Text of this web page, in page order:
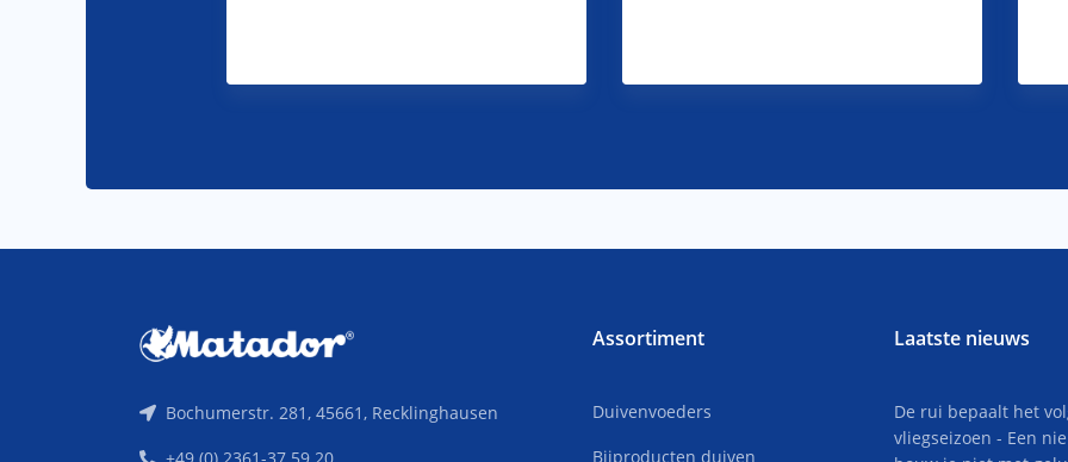
Bochumerstr. 281, 45661, Recklinghausen
+49 (0) 2361-37 59 20
Assortiment
Duivenvoeders
Bijproducten duiven
Laatste nieuws
De rui bepaalt het
vliegseizoen - Een